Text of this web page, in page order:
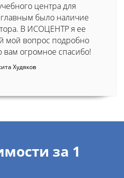
центра для
было наличие
В ИСОЦЕНТР я ее
мой вопрос подробно
вам огромное спасибо!
Худяков
за 1